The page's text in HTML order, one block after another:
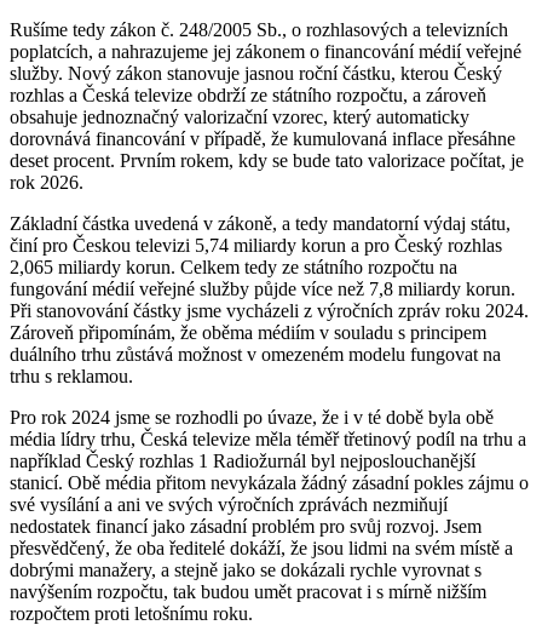
Rušíme tedy zákon č. 248/2005 Sb., o rozhlasových a televizních
poplatcích, a nahrazujeme jej zákonem o financování médií veřejné
služby. Nový zákon stanovuje jasnou roční částku, kterou Český
rozhlas a Česká televize obdrží ze státního rozpočtu, a zároveň
obsahuje jednoznačný valorizační vzorec, který automaticky
dorovnává financování v případě, že kumulovaná inflace přesáhne
deset procent. Prvním rokem, kdy se bude tato valorizace počítat, je
rok 2026.
Základní částka uvedená v zákoně, a tedy mandatorní výdaj státu,
činí pro Českou televizi 5,74 miliardy korun a pro Český rozhlas
2,065 miliardy korun. Celkem tedy ze státního rozpočtu na
fungování médií veřejné služby půjde více než 7,8 miliardy korun.
Při stanovování částky jsme vycházeli z výročních zpráv roku 2024.
Zároveň připomínám, že oběma médiím v souladu s principem
duálního trhu zůstává možnost v omezeném modelu fungovat na
trhu s reklamou.
Pro rok 2024 jsme se rozhodli po úvaze, že i v té době byla obě
média lídry trhu, Česká televize měla téměř třetinový podíl na trhu a
například Český rozhlas 1 Radiožurnál byl nejposlouchanější
stanicí. Obě média přitom nevykázala žádný zásadní pokles zájmu o
své vysílání a ani ve svých výročních zprávách nezmiňují
nedostatek financí jako zásadní problém pro svůj rozvoj. Jsem
přesvědčený, že oba ředitelé dokáží, že jsou lidmi na svém místě a
dobrými manažery, a stejně jako se dokázali rychle vyrovnat s
navýšením rozpočtu, tak budou umět pracovat i s mírně nižším
rozpočtem proti letošnímu roku.